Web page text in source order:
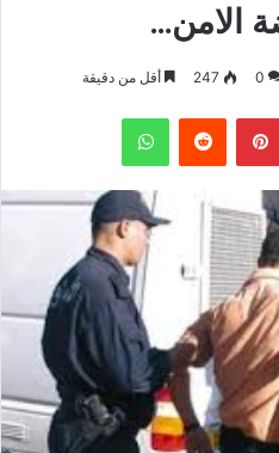
الامن…
0
247 أقل من دقيقة
بينتيريست واتساب